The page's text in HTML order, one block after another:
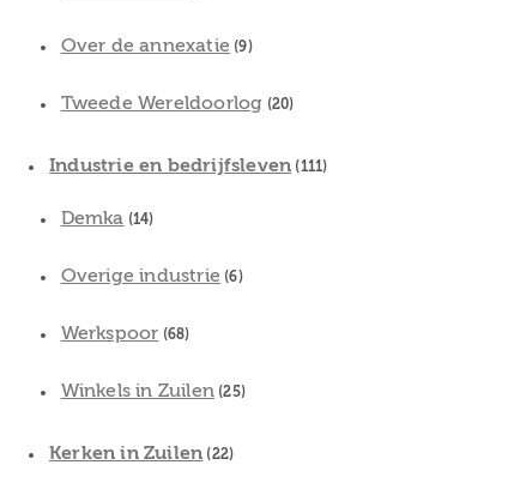
Over de annexatie (9)
Tweede Wereldoorlog (20)
Industrie en bedrijfsleven (111)
Demka (14)
Overige industrie (6)
Werkspoor (68)
Winkels in Zuilen (25)
Kerken in Zuilen (22)